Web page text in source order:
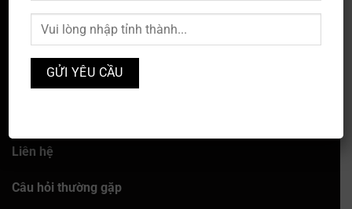
Về chúng tôi
Liên hệ
Câu hỏi thường gặp